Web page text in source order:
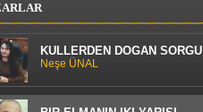
KÜLLERDEN DOĞAN SORGU
Neşe ÜNAL